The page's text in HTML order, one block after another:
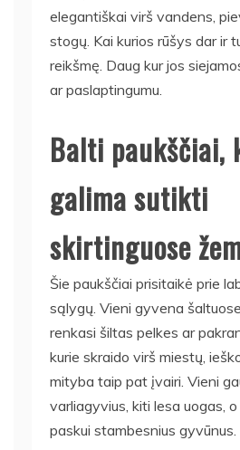
elegantiškai virš vandens,
stogų. Kai kurios rūšys dar ir
reikšmę. Daug kur jos
ar paslaptingumu.
Balti paukščiai,
galima sutikti
skirtinguose
Šie paukščiai prisitaikė prie
sąlygų. Vieni gyvena
renkasi šiltas pelkes ar
kurie skraido virš miestų,
mityba taip pat įvairi. Vieni
varliagyvius, kiti lesa uogas,
paskui stambesnius gyvūnus.